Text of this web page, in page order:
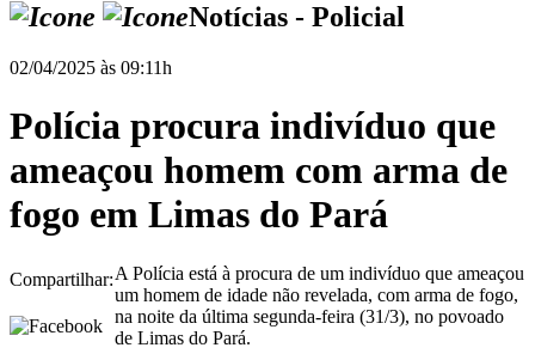
Notícias - Policial
02/04/2025 às 09:11h
Polícia procura indivíduo que
ameaçou homem com arma de
fogo em Limas do Pará
Compartilhar:A Polícia está à procura de um indivíduo que ameaçou
um homem de idade não revelada, com arma de fogo,
na noite da última segunda-feira (31/3), no povoado
de Limas do Pará.